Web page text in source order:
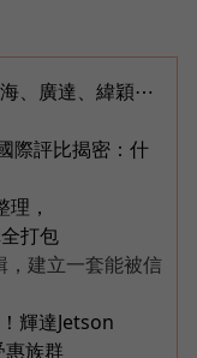
、廣達、緯穎⋯
際評比揭密：什
，
打包
，建立一套能被信
輝達Jetson
族群